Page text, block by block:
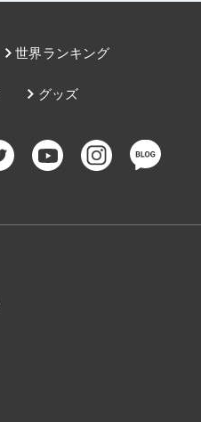
世界ランキング
グッズ